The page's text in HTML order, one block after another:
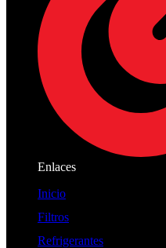
Enlaces
Inicio
Filtros
Refrigerantes